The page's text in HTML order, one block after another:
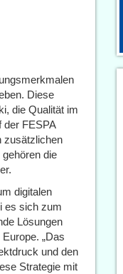
Diese
die Qualität im
der FESPA
zusätzlichen
die
digitalen
es sich zum
Lösungen
„Das
und den
Strategie mit